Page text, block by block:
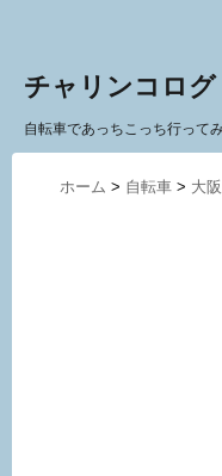
チャリンコログ
自転車であっちこっち行って
ホーム > 自転車 > 大阪